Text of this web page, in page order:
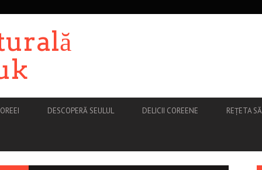
DESCOPERĂ SEULUL DELICII COREENE REȚETA